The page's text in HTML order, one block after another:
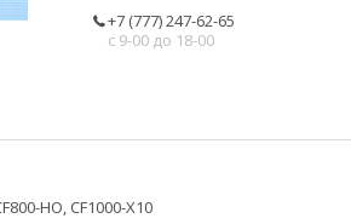
+7 (777) 247-62-65
с 9-00 до 18-00
HO, CF1000-X10